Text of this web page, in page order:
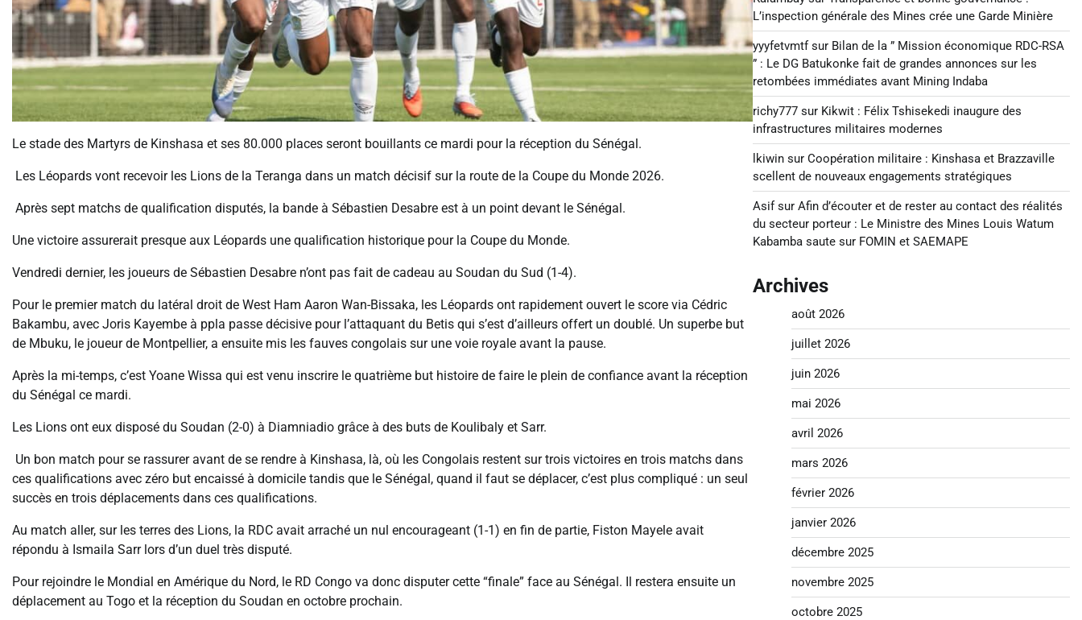
Le stade des Martyrs de Kinshasa et ses 80.000 places seront bouillants ce mardi pour la réception du Sénégal.
Les Léopards vont recevoir les Lions de la Teranga dans un match décisif sur la route de la Coupe du Monde 2026.
Après sept matchs de qualification disputés, la bande à Sébastien Desabre est à un point devant le Sénégal.
Une victoire assurerait presque aux Léopards une qualification historique pour la Coupe du Monde.
Vendredi dernier, les joueurs de Sébastien Desabre n’ont pas fait de cadeau au Soudan du Sud (1-4).
Pour le premier match du latéral droit de West Ham Aaron Wan-Bissaka, les Léopards ont rapidement ouvert le score via Cédric
Bakambu, avec Joris Kayembe à ppla passe décisive pour l’attaquant du Betis qui s’est d’ailleurs offert un doublé. Un superbe but
de Mbuku, le joueur de Montpellier, a ensuite mis les fauves congolais sur une voie royale avant la pause.
Après la mi-temps, c’est Yoane Wissa qui est venu inscrire le quatrième but histoire de faire le plein de confiance avant la réception
du Sénégal ce mardi.
Les Lions ont eux disposé du Soudan (2-0) à Diamniadio grâce à des buts de Koulibaly et Sarr.
Un bon match pour se rassurer avant de se rendre à Kinshasa, là, où les Congolais restent sur trois victoires en trois matchs dans
ces qualifications avec zéro but encaissé à domicile tandis que le Sénégal, quand il faut se déplacer, c’est plus compliqué : un seul
succès en trois déplacements dans ces qualifications.
Au match aller, sur les terres des Lions, la RDC avait arraché un nul encourageant (1-1) en fin de partie, Fiston Mayele avait
répondu à Ismaila Sarr lors d’un duel très disputé.
Pour rejoindre le Mondial en Amérique du Nord, le RD Congo va donc disputer cette “finale” face au Sénégal. Il restera ensuite un
déplacement au Togo et la réception du Soudan en octobre prochain.
L’inspection générale des Mines crée une Garde Minière
yyyfetvmtfsur Bilan de la ” Mission économique RDC-RSA
” : Le DG Batukonke fait de grandes annonces sur les
retombées immédiates avant Mining Indaba
richy777sur Kikwit : Félix Tshisekedi inaugure des
infrastructures militaires modernes
lkiwinsur Coopération militaire : Kinshasa et Brazzaville
scellent de nouveaux engagements stratégiques
Asifsur Afin d’écouter et de rester au contact des réalités
du secteur porteur : Le Ministre des Mines Louis Watum
Kabamba saute sur FOMIN et SAEMAPE
Archives
août 2026
juillet 2026
juin 2026
mai 2026
avril 2026
mars 2026
février 2026
janvier 2026
décembre 2025
novembre 2025
octobre 2025